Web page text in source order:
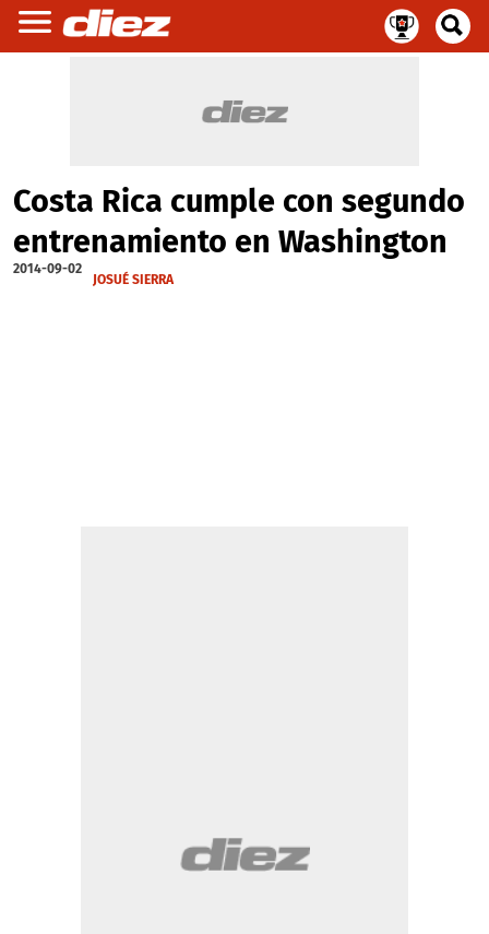
Costa Rica cumple con segundo
entrenamiento en Washington
2014-09-02
JOSUÉ SIERRA